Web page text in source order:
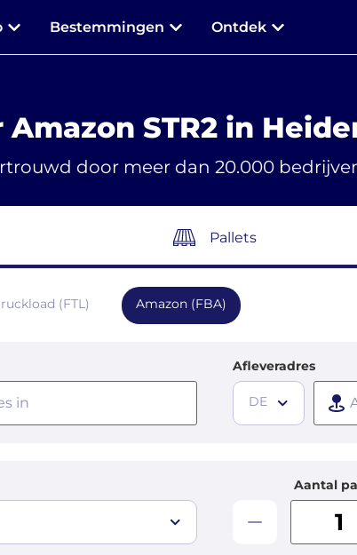
Bestemmingen Ontdek
STR2 in
door meer dan 20.000
Pallets
(FTL) Amazon (FBA)
Afleveradres
DE
Aantal